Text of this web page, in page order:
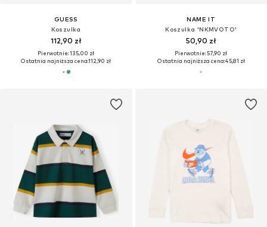
GUESS
Koszulka
112,90 zł
Pierwotnie: 135,00 zł
Ostatnia najniższa cena:112,90 zł
NAME IT
Koszulka 'NKMVOTO'
50,90 zł
Pierwotnie: 57,90 zł
Ostatnia najniższa cena:45,81 zł